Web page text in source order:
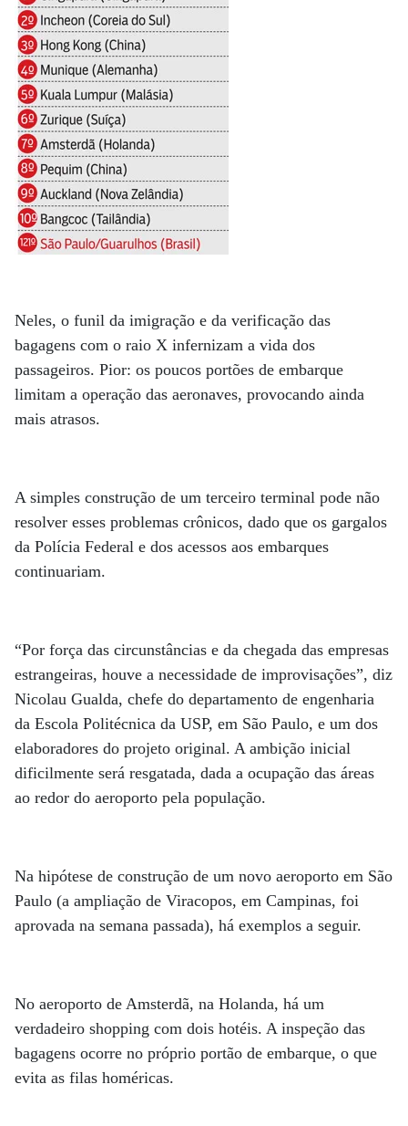
Neles, o funil da imigração e da verificação das
bagagens com o raio X infernizam a vida dos
passageiros. Pior: os poucos portões de embarque
limitam a operação das aeronaves, provocando ainda
mais atrasos.
A simples construção de um terceiro terminal pode não
resolver esses problemas crônicos, dado que os gargalos
da Polícia Federal e dos acessos aos embarques
continuariam.
“Por força das circunstâncias e da chegada das empresas
estrangeiras, houve a necessidade de improvisações”, diz
Nicolau Gualda, chefe do departamento de engenharia
da Escola Politécnica da USP, em São Paulo, e um dos
elaboradores do projeto original. A ambição inicial
dificilmente será resgatada, dada a ocupação das áreas
ao redor do aeroporto pela população.
Na hipótese de construção de um novo aeroporto em São
Paulo (a ampliação de Viracopos, em Campinas, foi
aprovada na semana passada), há exemplos a seguir.
No aeroporto de Amsterdã, na Holanda, há um
verdadeiro shopping com dois hotéis. A inspeção das
bagagens ocorre no próprio portão de embarque, o que
evita as filas homéricas.